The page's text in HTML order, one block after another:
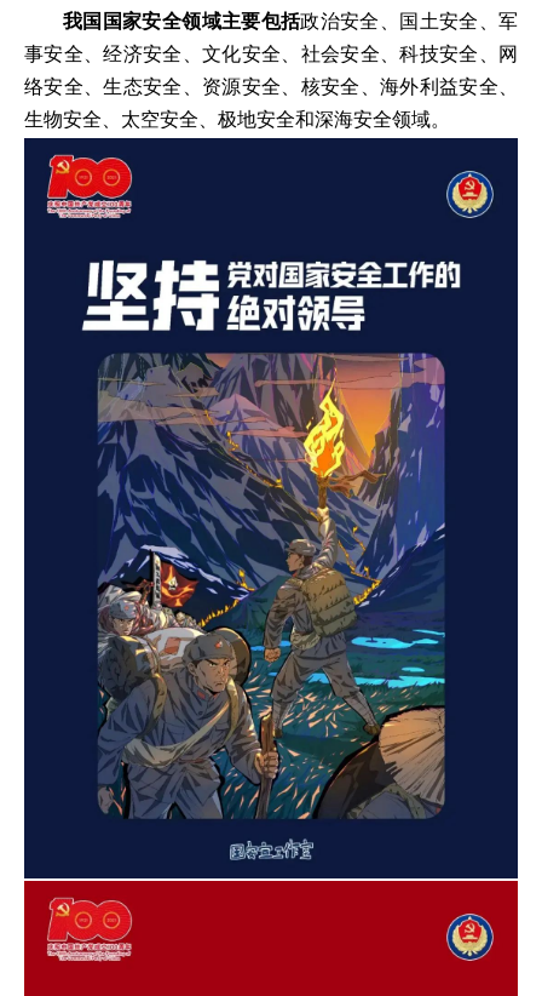
我国国家安全领域主要包括政治安全、国土安全、军
事安全、经济安全、文化安全、社会安全、科技安全、网
络安全、生态安全、资源安全、核安全、海外利益安全、
生物安全、太空安全、极地安全和深海安全领域。